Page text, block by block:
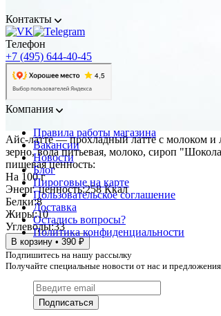
Айс-латте — прохладный латте с молоком
зерно, вода питьевая, молоко, сироп
пищевая ценность:
На 100 г
Энерг. ценность:258 Ккал
Белки:8
Жиры:10
Углеводы:33
В корзину • 390 ₽
Контакты
Телефон
+7 (495) 644-40-45
Компания
Правила работы магазина
Вакансии
Новости
Блог
Пироговые на карте
Пользовательское соглашение
Доставка
Остались вопросы?
Политика конфиденциальности
Подпишитесь на нашу рассылку
Получайте специальные новости от нас и
Подписаться